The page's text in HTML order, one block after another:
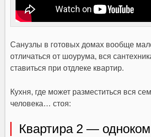
Санузлы в готовых домах вообще
отличаться от шоурума, вся
ставиться при отдлеке квартир.
Кухня, где может разместиться вся
человека… стоя:
Квартира 2 —